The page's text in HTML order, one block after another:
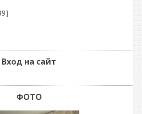
Вход на сайт
ФОТО